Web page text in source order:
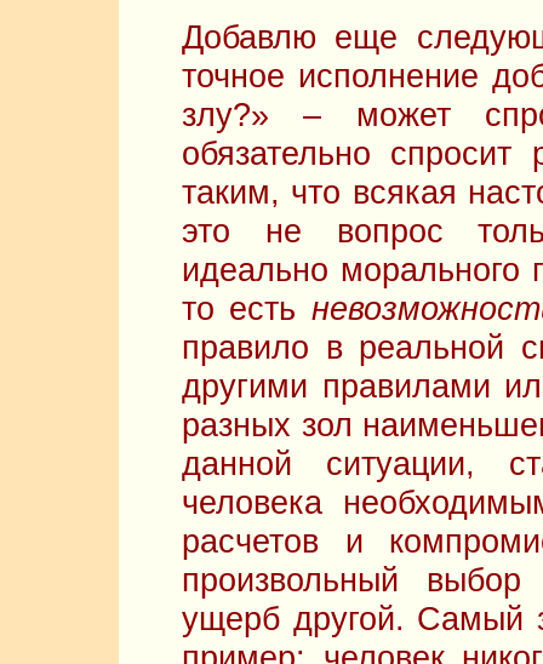
Добавлю еще
точное исполнение
злу?» – может
обязательно
таким, что всякая
это не вопрос
идеально морального
то есть
правило в реальной
другими правилами
разных зол
данной ситуации,
человека
расчетов и
произвольный
ущерб другой. Самый